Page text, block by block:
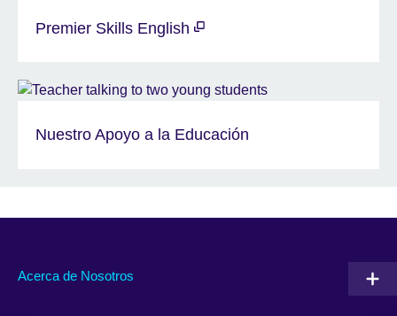
Premier Skills English
Nuestro Apoyo a la Educación
Acerca de Nosotros